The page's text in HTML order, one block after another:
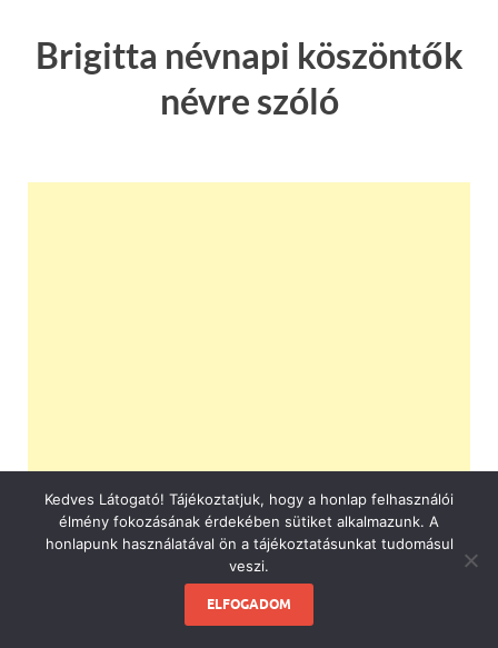
Brigitta névnapi köszöntők
névre szóló
Kedves Látogató! Tájékoztatjuk, hogy a honlap felhasználói
élmény fokozásának érdekében sütiket alkalmazunk. A
honlapunk használatával ön a tájékoztatásunkat tudomásul
veszi.
ELFOGADOM